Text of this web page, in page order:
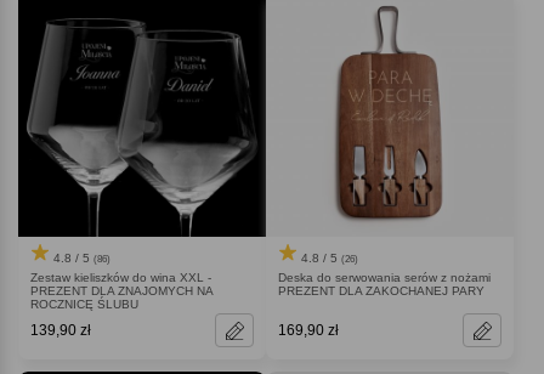
4.8 / 5 (86)
Zestaw kieliszków do wina XXL -
PREZENT DLA ZNAJOMYCH NA
ROCZNICĘ ŚLUBU
139,90 zł
4.8 / 5 (26)
Deska do serwowania serów z nożami
PREZENT DLA ZAKOCHANEJ PARY
169,90 zł